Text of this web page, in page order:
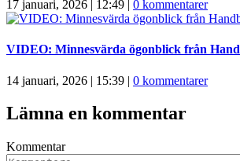
17 januari, 2026 | 12:49 | 0 kommentarer
VIDEO: Minnesvärda ögonblick från
14 januari, 2026 | 15:39 | 0 kommentarer
Lämna en kommentar
Kommentar